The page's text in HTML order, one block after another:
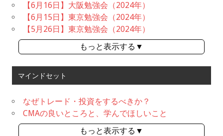
【6月16日】大阪勉強会（2024年）
【6月15日】東京勉強会（2024年）
【5月26日】東京勉強会（2024年）
もっと表示する▼
マインドセット
なぜトレード・投資をするべきか？
CMAの良いところと、学んでほしいこと
もっと表示する▼